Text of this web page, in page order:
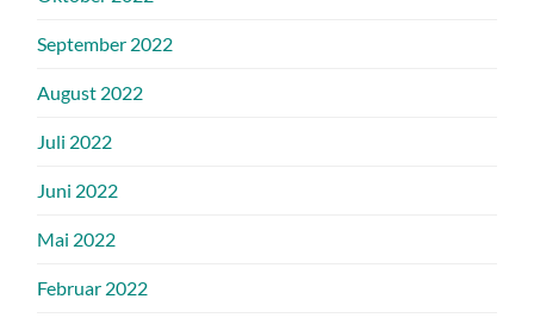
September 2022
August 2022
Juli 2022
Juni 2022
Mai 2022
Februar 2022